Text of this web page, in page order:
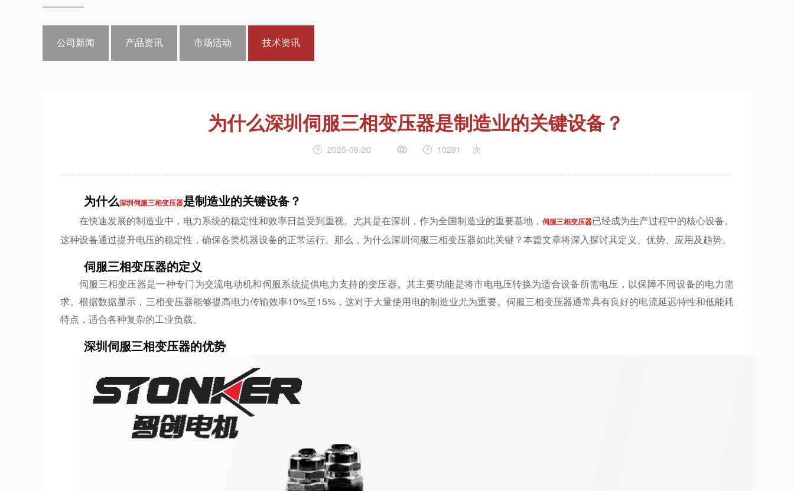
公司新闻 产品资讯 市场活动 技术资讯
为什么深圳伺服三相变压器是制造业的关键设备？
2025-08-20 10291 次
为什么深圳伺服三相变压器是制造业的关键设备？
在快速发展的制造业中，电力系统的稳定性和效率日益受到重视。尤其是在深圳，作为全国制造业的重要基地， 伺服三相变压器已经成为生产过程中的核心设备。
这种设备通过提升电压的稳定性，确保各类机器设备的正常运行。那么，为什么深圳伺服三相变压器如此关键？本篇文章将深入探讨其定义、优势、应用及趋势。
伺服三相变压器的定义
伺服三相变压器是一种专门为交流电动机和伺服系统提供电力支持的变压器。其主要功能是将市电电压转换为适合设备所需电压，以保障不同设备的电力需
求。根据数据显示，三相变压器能够提高电力传输效率10%至15%，这对于大量使用电的制造业尤为重要。伺服三相变压器通常具有良好的电流延迟特性和低能耗
特点，适合各种复杂的工业负载。
深圳伺服三相变压器的优势